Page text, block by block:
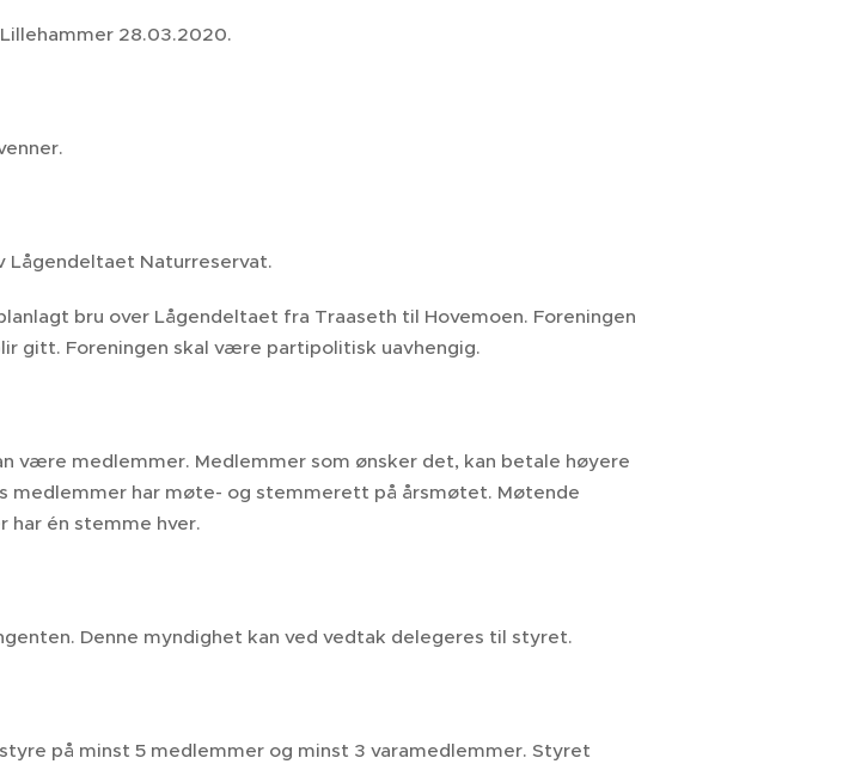
28.03.2020.
Lågendeltaet Naturreservat.
bru over Lågendeltaet fra Traaseth til Hovemoen. Foreningen
gitt. Foreningen skal være partipolitisk uavhengig.
være medlemmer. Medlemmer som ønsker det, kan betale høyere
medlemmer har møte- og stemmerett på årsmøtet. Møtende
har én stemme hver.
Denne myndighet kan ved vedtak delegeres til styret.
på minst 5 medlemmer og minst 3 varamedlemmer. Styret